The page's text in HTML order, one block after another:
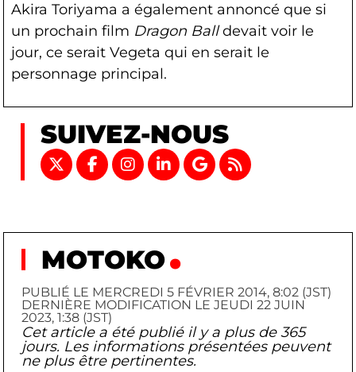
Akira Toriyama a également annoncé que si
un prochain film Dragon Balldevait voir le
jour, ce serait Vegeta qui en serait le
personnage principal.
SUIVEZ-NOUS
MOTOKO
PUBLIÉ LE MERCREDI 5 FÉVRIER 2014, 8:02 (JST)
DERNIÈRE MODIFICATION LE JEUDI 22 JUIN
2023, 1:38 (JST)
Cet article a été publié il y a plus de 365
jours. Les informations présentées peuvent
ne plus être pertinentes.